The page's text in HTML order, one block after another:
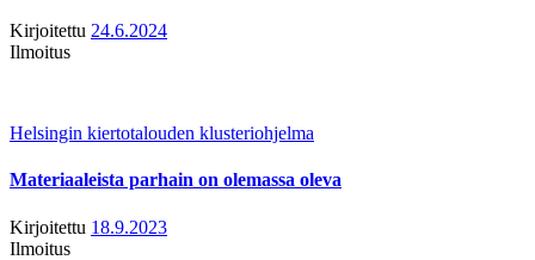
Kirjoitettu 24.6.2024
Ilmoitus
Helsingin kiertotalouden klusteriohjelma
Materiaaleista parhain on olemassa oleva
Kirjoitettu 18.9.2023
Ilmoitus